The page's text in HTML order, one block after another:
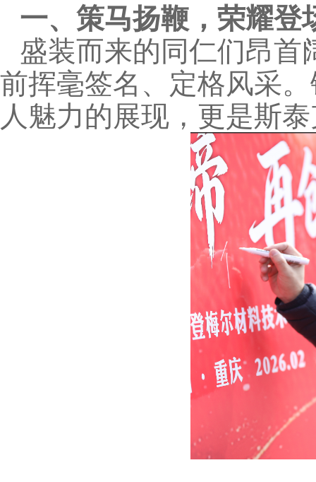
一、策马扬鞭，荣耀登
盛装而来的同仁们昂首
前挥毫签名、定格风采
人魅力的展现，更是斯